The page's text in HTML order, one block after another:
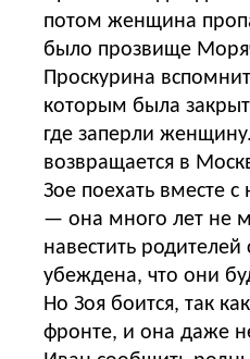
потом женщина
было прозвище
Проскурина
которым была
где заперли
возвращается в
Зое поехать вместе с
— она много лет не
навестить
убеждена, что они
Но Зоя боится, так
фронте, и она даже